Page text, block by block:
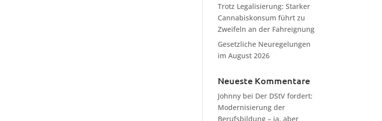
Trotz Legalisierung: Starker
Cannabiskonsum führt zu
Zweifeln an der Fahreignung
Gesetzliche Neuregelungen
im August 2026
Neueste Kommentare
Johnny bei Der DStV fordert:
Modernisierung der
Berufsbildung – ja, aber